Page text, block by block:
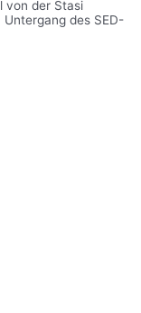
von der Stasi
des SED-